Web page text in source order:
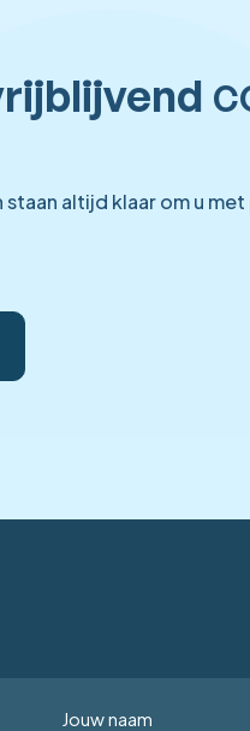
altijd klaar om u